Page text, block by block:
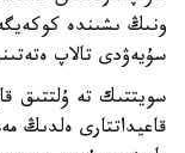
ونىڭ ىشىندە كوكەيگە
سۇيەۋدى تالاپ
سويتتىك تە ۇلتتىق
قاعيداتتارى ەلدىڭ